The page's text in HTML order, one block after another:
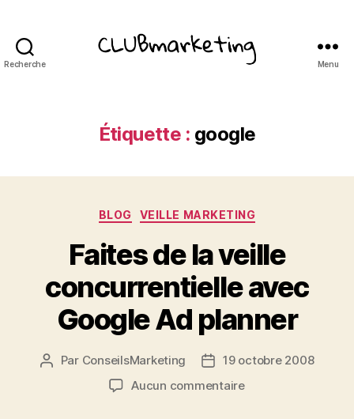
Recherche Menu
Étiquette : google
Catégories
BLOG VEILLE MARKETING
Faites de la veille
concurrentielle avec
Google Ad planner
Auteur
Par ConseilsMarketing
Date19 octobre 2008
Aucun commentairesur